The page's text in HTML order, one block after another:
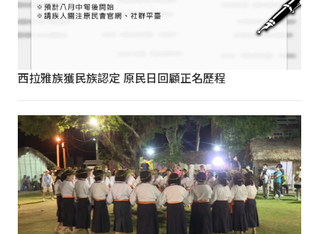
西拉雅族獲民族認定 原民日回顧正名歷程